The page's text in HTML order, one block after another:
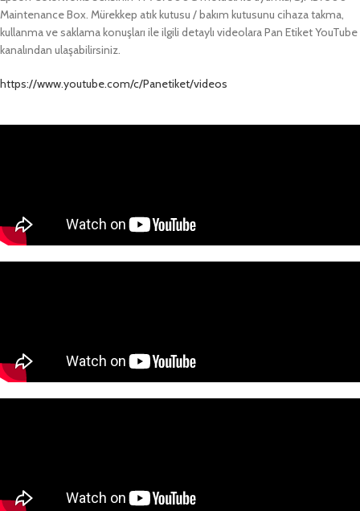
Maintenance Box. Mürekkep atık kutusu / bakım kutusunu cihaza takma,
kullanma ve saklama konuşları ile ilgili detaylı videolara Pan Etiket YouTube
kanalından ulaşabilirsiniz.
https://www.youtube.com/c/Panetiket/videos